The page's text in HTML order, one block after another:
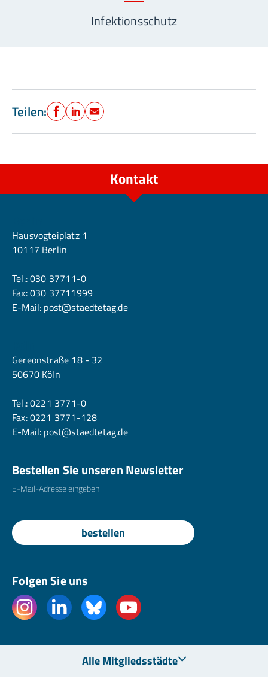
Infektionsschutz
Teilen: Facebook
LinkedIn
E-Mail
Kontakt
Hausvogteiplatz 1
10117 Berlin
Tel.:030 37711-0
Fax: 030 37711999
E-Mail: post@staedtetag.de
Gereonstraße 18 - 32
50670 Köln
Tel.:0221 3771-0
Fax: 0221 3771-128
E-Mail: post@staedtetag.de
Bestellen Sie unseren Newsletter
E-Mailadresse
bestellen
Folgen Sie uns
Alle Mitgliedsstädte